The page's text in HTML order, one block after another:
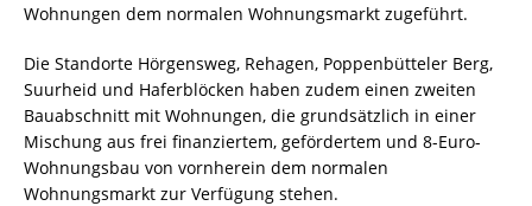
Wohnungen dem normalen Wohnungsmarkt zugeführt.
Die Standorte Hörgensweg, Rehagen, Poppenbütteler Berg,
Suurheid und Haferblöcken haben zudem einen zweiten
Bauabschnitt mit Wohnungen, die grundsätzlich in einer
Mischung aus frei finanziertem, gefördertem und 8-Euro-
Wohnungsbau von vornherein dem normalen
Wohnungsmarkt zur Verfügung stehen.